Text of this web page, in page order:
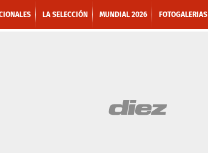
LA SELECCIÓN MUNDIAL 2026 FOTOGALERIAS